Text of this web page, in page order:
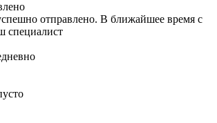
отправлено. В ближайшее время с
специалист